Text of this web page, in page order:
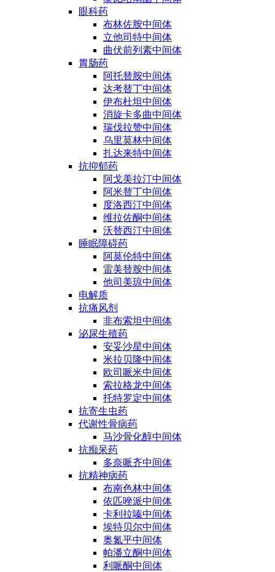
眼科药
布林佐胺中间体
立他司特中间体
曲伏前列素中间体
胃肠药
阿托替胺中间体
达考替丁中间体
伊布杜坦中间体
消旋卡多曲中间体
瑞伐拉赞中间体
乌里莫林中间体
扎达来特中间体
抗抑郁药
阿戈美拉汀中间体
阿米替丁中间体
度洛西汀中间体
维拉佐酮中间体
沃替西汀中间体
睡眠障碍药
阿莫伦特中间体
雷美替胺中间体
他司美琼中间体
电解质
抗痛风剂
非布索坦中间体
泌尿生殖药
安妥沙星中间体
米拉贝隆中间体
欧司哌米中间体
索拉格龙中间体
托特罗定中间体
抗寄生虫药
代谢性骨病药
马沙骨化醇中间体
抗痴呆药
多奈哌齐中间体
抗精神病药
布南色林中间体
依匹唑派中间体
卡利拉嗪中间体
埃特贝尔中间体
奥氮平中间体
帕潘立酮中间体
利哌酮中间体